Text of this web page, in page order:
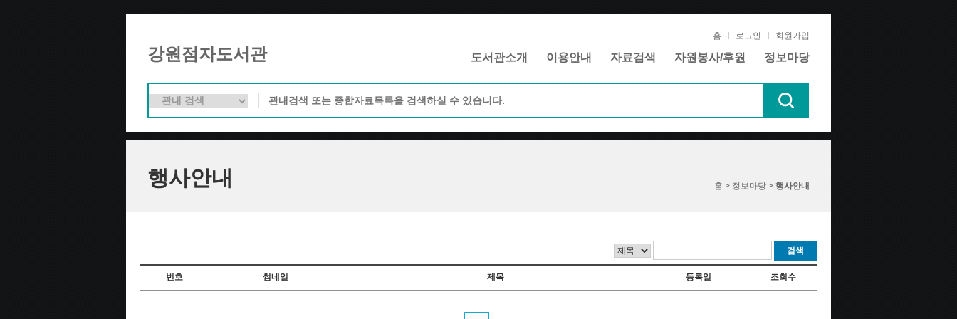
강원점자도서관
홈 로그인 회원가입
도서관소개 이용안내 자료검색 자원봉사/후원 정보마당
행사안내 홈 > 정보마당 > 행사안내
검색
번호 썸네일 제목 등록일 조회수